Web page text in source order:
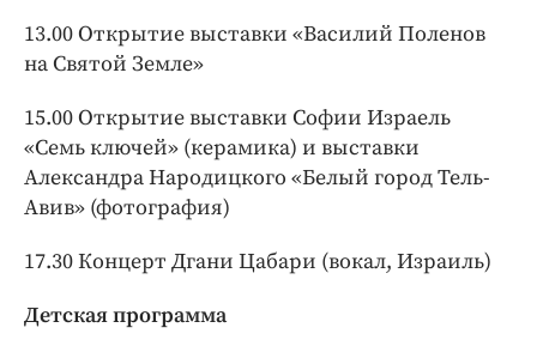
13.00 Открытие выставки «Василий Поленов
на Святой Земле»
15.00 Открытие выставки Софии Израель
«Семь ключей» (керамика) и выставки
Александра Народицкого «Белый город Тель-
Авив» (фотография)
17.30 Концерт Дгани Цабари (вокал, Израиль)
Детская программа